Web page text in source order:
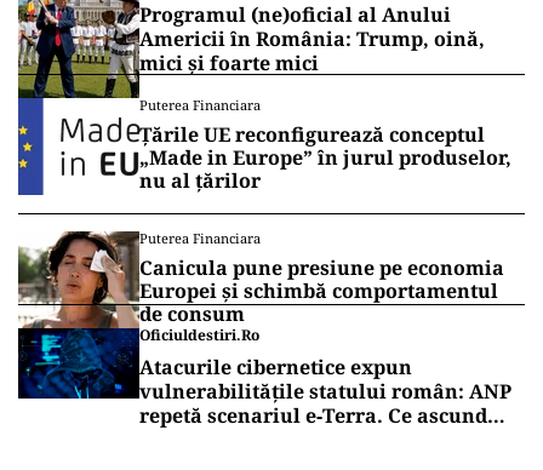
Programul (ne)oficial al Anului
Americii în România: Trump, oină,
mici și foarte mici
Puterea Financiara
Țările UE reconfigurează conceptul
„Made in Europe” în jurul produselor,
nu al țărilor
Puterea Financiara
Canicula pune presiune pe economia
Europei și schimbă comportamentul
de consum
Oficiuldestiri.ro
Atacurile cibernetice expun
vulnerabilitățile statului român: ANP
repetă scenariul e‑Terra. Ce ascund